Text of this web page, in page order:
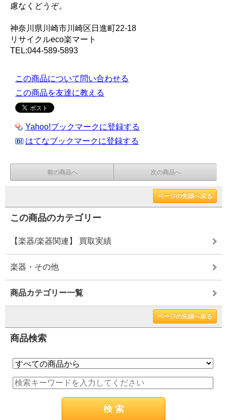
慮なくどうぞ。
神奈川県川崎市川崎区日進町22-18
リサイクルeco楽マート
TEL:044-589-5893
この商品について問い合わせる
この商品を友達に教える
Yahoo!ブックマークに登録する
はてなブックマークに登録する
前の商品へ 次の商品へ
ページの先頭へ戻る
この商品のカテゴリー
【楽器/楽器関連】 買取実績
楽器・その他
商品カテゴリー一覧
ページの先頭へ戻る
商品検索